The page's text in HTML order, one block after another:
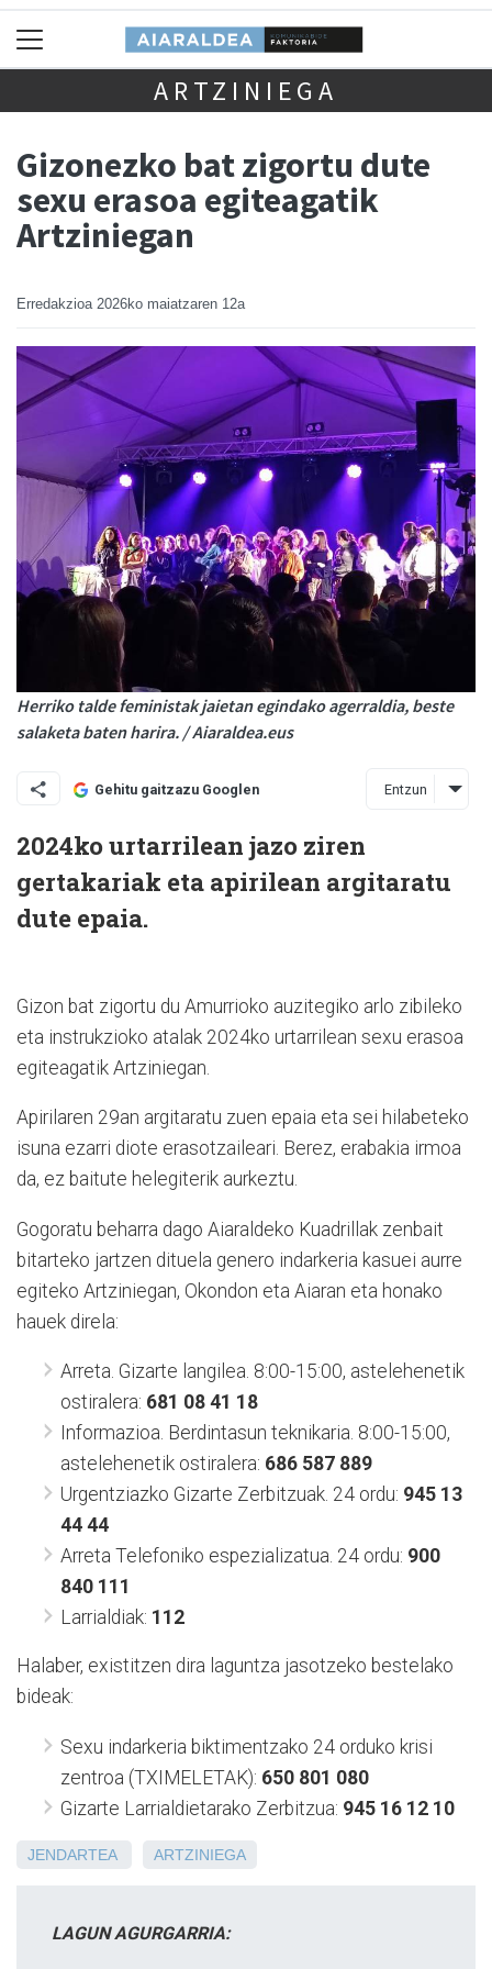
ARTZINIEGA
Gizonezko bat zigortu dute
sexu erasoa egiteagatik
Artziniegan
Erredakzioa 2026ko maiatzaren 12a
Herriko talde feministak jaietan egindako agerraldia, beste
salaketa baten harira. / Aiaraldea.eus
Gehitu gaitzazu Googlen Entzun
2024ko urtarrilean jazo ziren
gertakariak eta apirilean argitaratu
dute epaia.
Gizon bat zigortu du Amurrioko auzitegiko arlo zibileko
eta instrukzioko atalak 2024ko urtarrilean sexu erasoa
egiteagatik Artziniegan.
Apirilaren 29an argitaratu zuen epaia eta sei hilabeteko
isuna ezarri diote erasotzaileari. Berez, erabakia irmoa
da, ez baitute helegiterik aurkeztu.
Gogoratu beharra dago Aiaraldeko Kuadrillak zenbait
bitarteko jartzen dituela genero indarkeria kasuei aurre
egiteko Artziniegan, Okondon eta Aiaran eta honako
hauek direla:
Arreta. Gizarte langilea. 8:00-15:00, astelehenetik
ostiralera: 681 08 41 18
Informazioa. Berdintasun teknikaria. 8:00-15:00,
astelehenetik ostiralera: 686 587 889
Urgentziazko Gizarte Zerbitzuak. 24 ordu: 945 13
44 44
Arreta Telefoniko espezializatua. 24 ordu: 900
840 111
Larrialdiak: 112
Halaber, existitzen dira laguntza jasotzeko bestelako
bideak:
Sexu indarkeria biktimentzako 24 orduko krisi
zentroa (TXIMELETAK): 650 801 080
Gizarte Larrialdietarako Zerbitzua: 945 16 12 10
JENDARTEA ARTZINIEGA
LAGUN AGURGARRIA: